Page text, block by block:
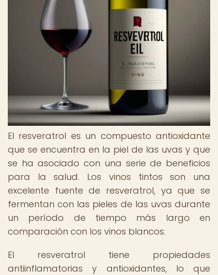
El resveratrol es un compuesto antioxidante
que se encuentra en la piel de las uvas y que
se ha asociado con una serie de beneficios
para la salud. Los vinos tintos son una
excelente fuente de resveratrol, ya que se
fermentan con las pieles de las uvas durante
un período de tiempo más largo en
comparación con los vinos blancos.
El resveratrol tiene propiedades
antiinflamatorias y antioxidantes, lo que